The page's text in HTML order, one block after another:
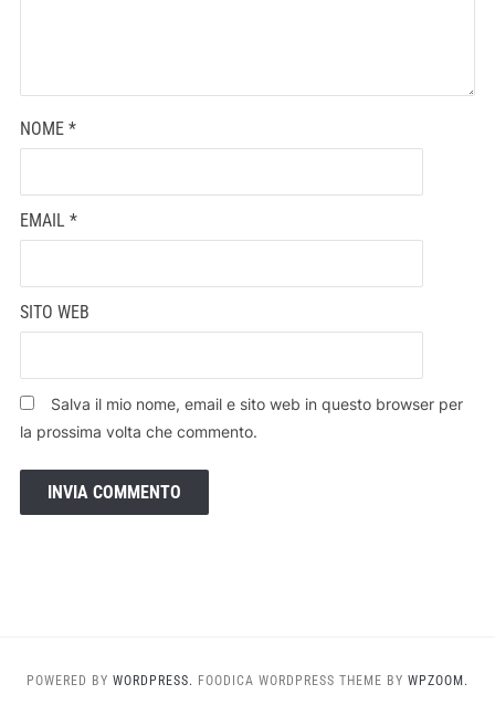
NOME *
EMAIL *
SITO WEB
Salva il mio nome, email e sito web in questo browser per
la prossima volta che commento.
POWERED BY WORDPRESS. FOODICA WORDPRESS THEME BY WPZOOM.